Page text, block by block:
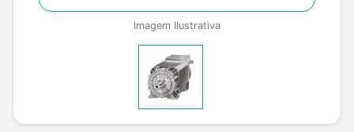
Imagem Ilustrativa